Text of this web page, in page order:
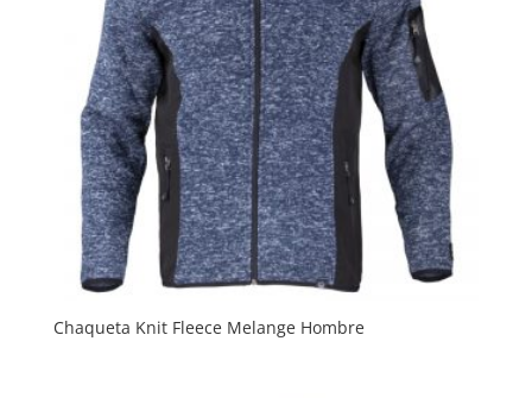
Chaqueta Knit Fleece Melange Hombre